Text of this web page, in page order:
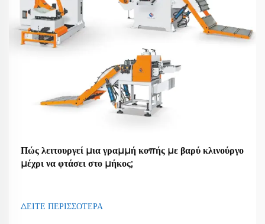
Πώς λειτουργεί μια γραμμή κοπής με βαρύ κλινούργο
μέχρι να φτάσει στο μήκος;
ΔΕΙΤΕ ΠΕΡΙΣΣΟΤΕΡΑ